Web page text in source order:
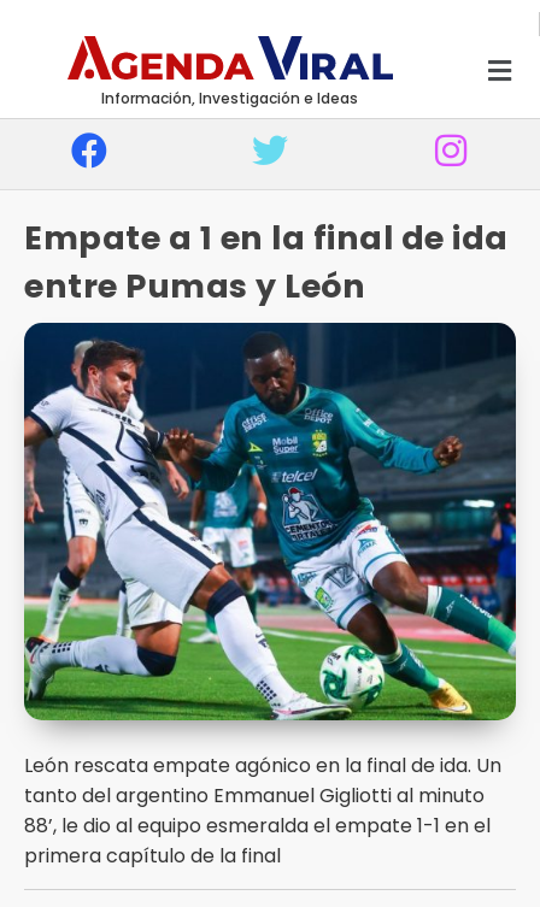
Información, Investigación e Ideas
Empate a 1 en la final de ida
entre Pumas y León
León rescata empate agónico en la final de ida. Un
tanto del argentino Emmanuel Gigliotti al minuto
88’, le dio al equipo esmeralda el empate 1-1 en el
primera capítulo de la final